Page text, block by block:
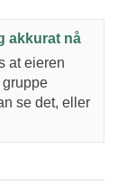
akkurat nå
at eieren
gruppe
se det, eller